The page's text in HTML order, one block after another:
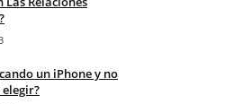
un iPhone y no
elegir?